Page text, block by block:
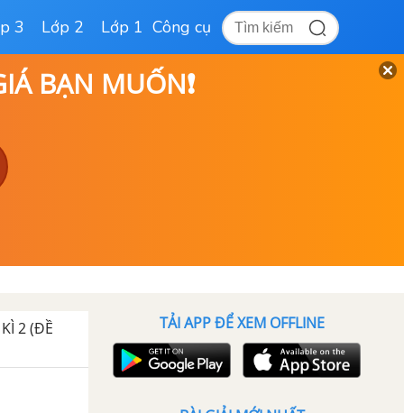
3 Lớp 2 Lớp 1 Công cụ
BẠN MUỐN❗
2 (ĐỀ TẢI APP ĐỂ XEM OFFLINE